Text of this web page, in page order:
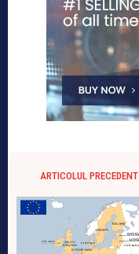
ARTICOLUL PRECEDENT